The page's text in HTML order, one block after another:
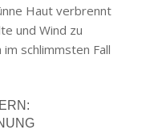
Haut verbrennt
und Wind zu
schlimmsten Fall